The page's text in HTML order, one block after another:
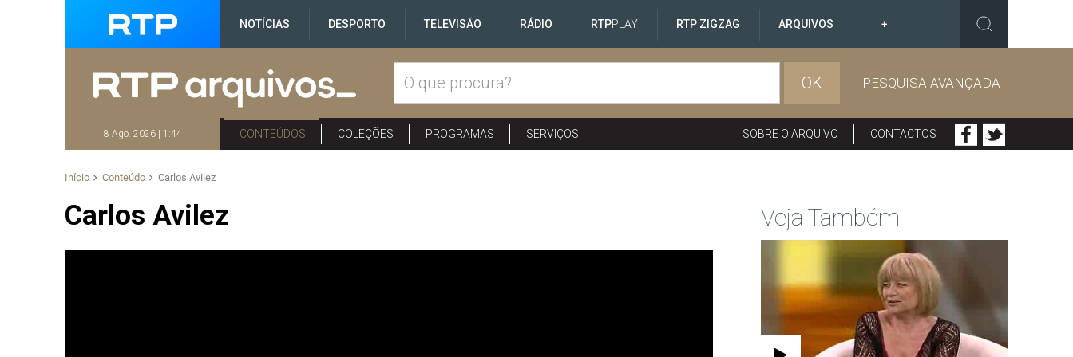
NOTÍCIAS DESPORTO TELEVISÃO RÁDIO RTPPLAY RTP ZIGZAG ARQUIVOS +
OK PESQUISA AVANÇADA
8 Ago. 2026 | 1:44 CONTEÚDOS COLEÇÕES PROGRAMAS SERVIÇOS SOBRE O ARQUIVO CONTACTOS
Início Conteúdo Carlos Avilez
Carlos Avilez Veja Também